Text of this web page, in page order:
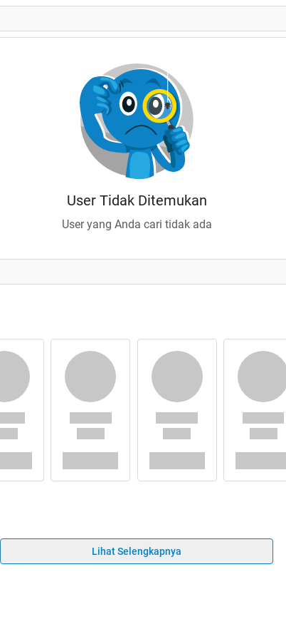
User Tidak Ditemukan
User yang Anda cari tidak ada
Lihat Selengkapnya